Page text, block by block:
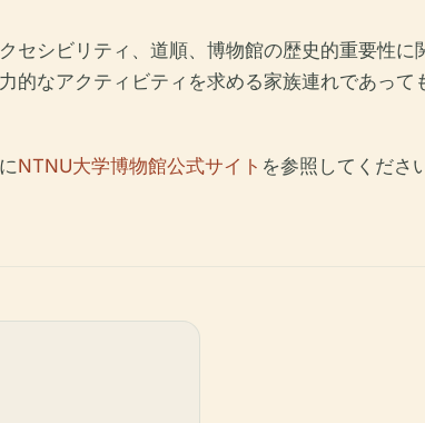
セシビリティ、道順、博物館の歴史的重要性
的なアクティビティを求める家族連れであっ
NTNU大学博物館公式サイト を参照してくださ